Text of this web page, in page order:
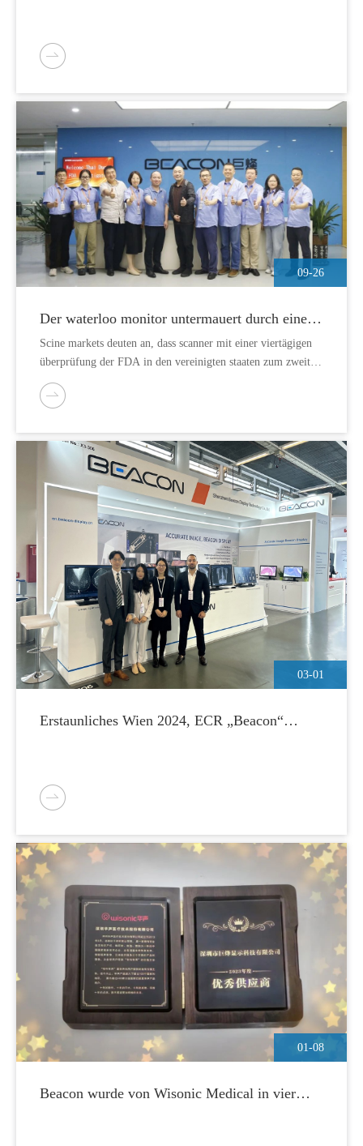
09-26
Der waterloo monitor untermauert durch eine
zweite überprüfung der amerikanischen FDA
weltweit die weltbeste qualitätssicherung
Scine markets deuten an, dass scanner mit einer viertägigen
überprüfung der FDA in den vereinigten staaten zum zweiten
mal seit 2019 erfolgreich die FDA prüfung durchlaufen.
03-01
Erstaunliches Wien 2024, ECR „Beacon“
01-08
Beacon wurde von Wisonic Medical in vier